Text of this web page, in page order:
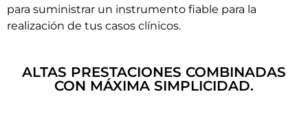
para suministrar un instrumento fiable para la
realización de tus casos clínicos.
ALTAS PRESTACIONES COMBINADAS
CON MÁXIMA SIMPLICIDAD.